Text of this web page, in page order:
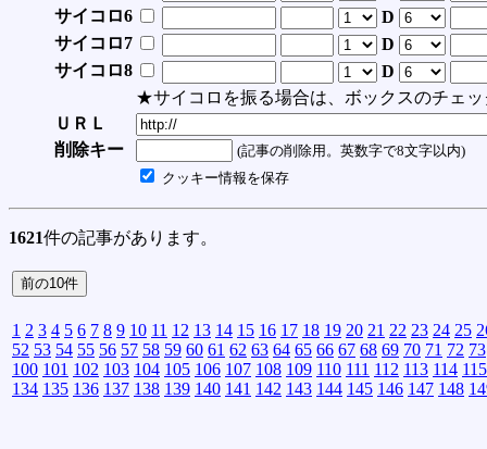
サイコロ6
D
サイコロ7
D
サイコロ8
D
★サイコロを振る場合は、ボックスのチェッ
ＵＲＬ
削除キー
(記事の削除用。英数字で8文字以内)
クッキー情報を保存
1621件の記事があります。
1 2 3 4 5 6 7 8 9 10 11 12 13 14 15 16 17 18 19 20 21 22 23 24 25
52 53 54 55 56 57 58 59 60 61 62 63 64 65 66 67 68 69 70 71 72 73
100 101 102 103 104 105 106 107 108 109 110 111 112 113 114 115
134 135 136 137 138 139 140 141 142 143 144 145 146 147 148